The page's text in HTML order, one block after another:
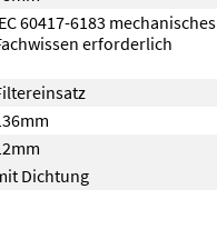
60417-6183 mechanisches
erforderlich
Dichtung